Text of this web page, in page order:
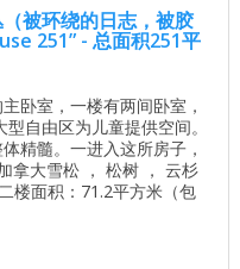
被环绕的日志，被胶
251” - 总面积251平
卧室，一楼有两间卧室，
自由区为儿童提供空间。
精髓。一进入这所房子，
拿大雪松 ， 松树 ， 云杉
楼面积：71.2平方米（包
平方米 加拿大房屋的平面
制造更多 加拿大木屋外部